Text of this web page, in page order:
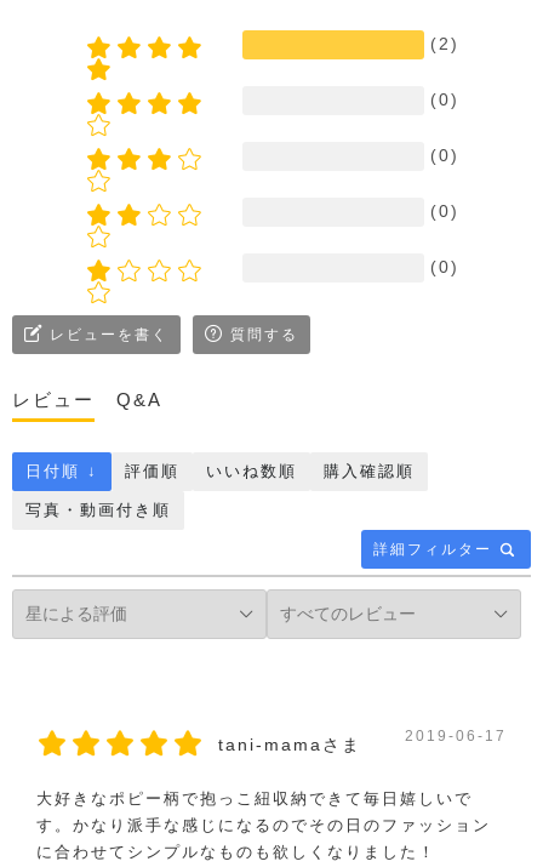
(2)
(0)
(0)
(0)
(0)
レビューを書く 質問する
レビュー Q&A
詳細フィルター
日付順 ↓ 評価順 いいね数順 購入確認順
写真・動画付き順
tani-mamaさま 2019-06-17
大好きなポピー柄で抱っこ紐収納できて毎日嬉しいで
す。かなり派手な感じになるのでその日のファッション
に合わせてシンプルなものも欲しくなりました！